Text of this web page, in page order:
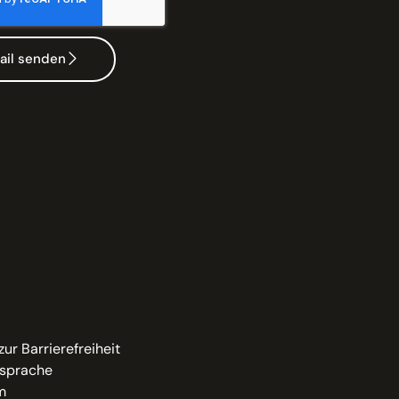
senden
Barrierefreiheit